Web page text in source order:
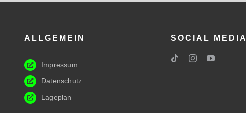
ALLGEMEIN
Impressum
Datenschutz
Lageplan
SOCIAL MEDIA